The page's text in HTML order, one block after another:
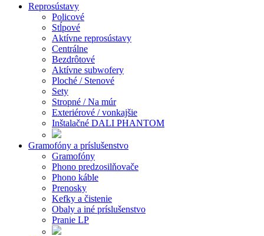
Reprosústavy
Policové
Stĺpové
Aktívne reprosústavy
Centrálne
Bezdrôtové
Aktívne subwofery
Ploché / Stenové
Sety
Stropné / Na múr
Exteriérové / vonkajšie
Inštalačné DALI PHANTOM
Gramofóny a príslušenstvo
Gramofóny
Phono predzosilňovače
Phono káble
Prenosky
Kefky a čistenie
Obaly a iné príslušenstvo
Pranie LP